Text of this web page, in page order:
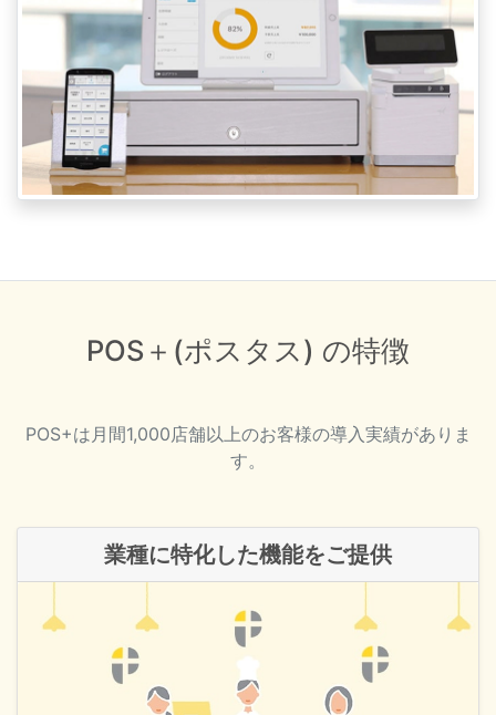
POS＋(ポスタス) の特徴
POS+は月間1,000店舗以上のお客様の導入実績がありま
す。
業種に特化した機能をご提供